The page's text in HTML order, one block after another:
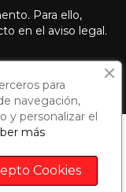
Para ello,
en el aviso legal.
para
navegación,
y personalizar el
más
Cookies